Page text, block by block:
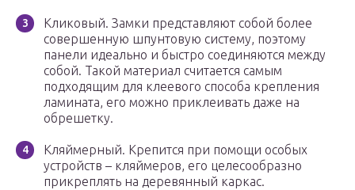
Кликовый. Замки представляют собой более
совершенную шпунтовую систему, поэтому
панели идеально и быстро соединяются между
собой. Такой материал считается самым
подходящим для клеевого способа крепления
ламината, его можно приклеивать даже на
обрешетку.
Кляймерный. Крепится при помощи особых
устройств – кляймеров, его целесообразно
прикреплять на деревянный каркас.